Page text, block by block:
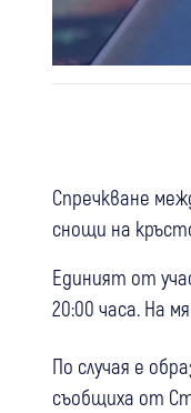
Спречкване
снощи на
Единият от
20:00 часа. На
По случая е
съобщиха от